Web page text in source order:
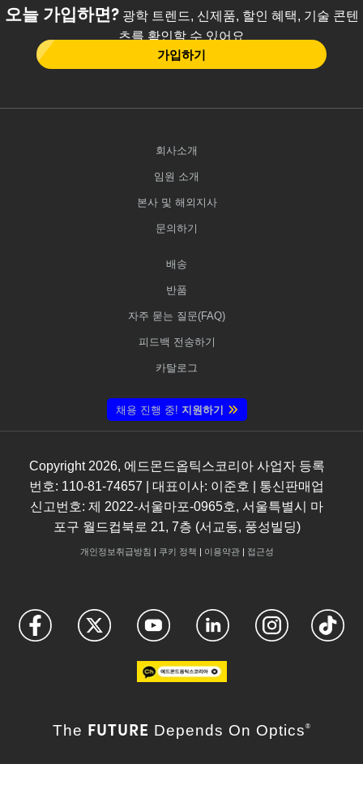
오늘 가입하면?광학 트렌드, 신제품, 할인 혜택, 기술 콘텐
츠를 확인할 수 있어요
가입하기
회사소개
임원 소개
본사 및 해외지사
문의하기
배송
반품
자주 묻는 질문(FAQ)
피드백 전송하기
카탈로그
채용 진행 중! 지원하기
Copyright2026, 에드몬드옵틱스코리아 사업자 등록
번호: 110-81-74657 | 대표이사: 이준호 | 통신판매업
신고번호: 제 2022-서울마포-0965호, 서울특별시 마
포구 월드컵북로 21, 7층 (서교동, 풍성빌딩)
개인정보취급방침 쿠키 정책 이용약관| 접근성
The FUTURE Depends On Optics ®